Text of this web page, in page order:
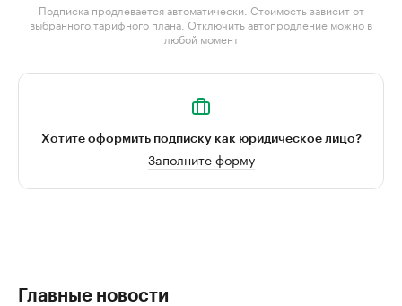
Подписка продлевается автоматически. Стоимость зависит от
выбранного тарифного плана . Отключить автопродление можно в
любой момент
Хотите оформить подписку как юридическое лицо?
Заполните форму
Главные новости